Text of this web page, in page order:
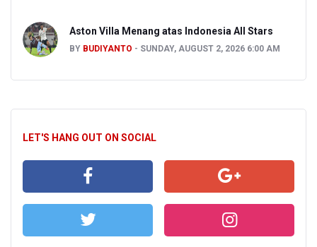
Aston Villa Menang atas Indonesia All Stars
BY BUDIYANTO SUNDAY, AUGUST 2, 2026 6:00 AM
LET'S HANG OUT ON SOCIAL